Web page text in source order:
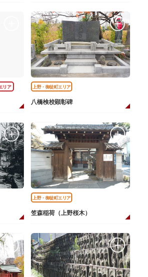
リア 上野・御徒町エリア
八橋検校顕彰碑
上野・御徒町エリア
笠森稲荷（上野桜木）